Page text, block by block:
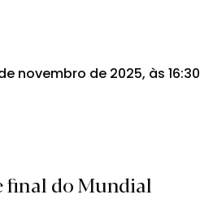
novembro de 2025, às 16:30
final do Mundial